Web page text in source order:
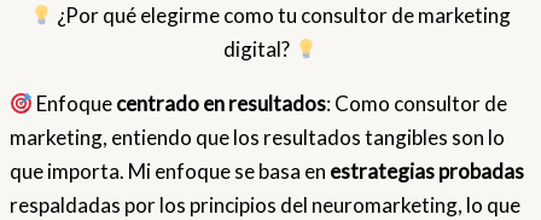
¿Por qué elegirme como tu consultor de marketing
digital?
Enfoquecentrado en resultados: Como consultor de
marketing, entiendo que los resultados tangibles son lo
que importa. Mi enfoque se basa en estrategias probadas
respaldadas por los principios del neuromarketing, lo que